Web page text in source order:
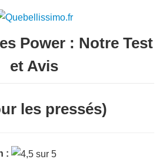
Power : Notre Test
et Avis
les pressés)
: